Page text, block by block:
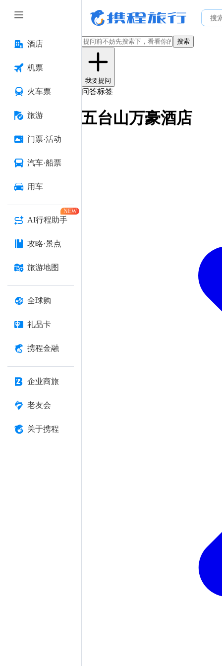
酒店
机票
火车票
旅游
门票·活动
汽车·船票
用车
AI行程助手
NEW
攻略·景点
旅游地图
全球购
礼品卡
携程金融
企业商旅
老友会
关于携程
搜索
我要提问
问答标签
五台山万豪酒店